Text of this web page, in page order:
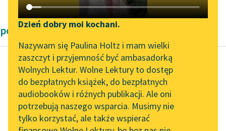
Katalog DAISY
Podkasty o książkach
Zgłoś brak utworu
Aktualności
„Prokurator Alicja Horn”
do słuchania
Byliśmy częścią AI Impact
Lab
Narzędzia
Mapa Wolnych Lektur
Leśmianator
Przewodnik dla piszących i
czytających
Dzień dobry moi kochani.
Nazywam się Paulina Holtz i mam wielki
zaszczyt i przyjemność być ambasadorką
Wolnych Lektur. Wolne Lektury to dostęp
do bezpłatnych książek, do bezpłatnych
audiobooków i różnych publikacji. Ale oni
potrzebują naszego wsparcia. Musimy nie
tylko korzystać, ale także wspierać
powieści obyczajowe Bolesław Prus
Bolesław Prus
Placówka
Przestał jeść i wałęsał